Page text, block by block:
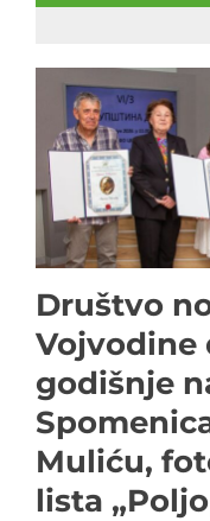
Društvo
Vojvodine
godišnje
Muliću,
lista